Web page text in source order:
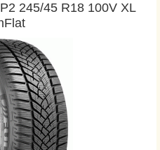
245/45 R18 100V XL